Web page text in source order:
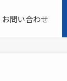
お問い合わせ